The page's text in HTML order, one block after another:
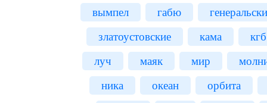
вымпел габю
златоустовские
кама
кгб
луч
маяк мир
ника
океан
орбита